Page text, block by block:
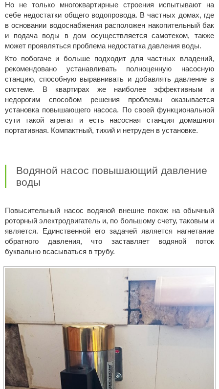
Но не только многоквартирные строения испытывают на
себе недостатки общего водопровода. В частных домах, где
в основании водоснабжения расположен накопительный бак
и подача воды в дом осуществляется самотеком, также
может проявляться проблема недостатка давления воды.
Кто побогаче и больше подходит для частных владений,
рекомендовано устанавливать полноценную насосную
станцию, способную выравнивать и добавлять давление в
системе. В квартирах же наиболее эффективным и
недорогим способом решения проблемы оказывается
установка повышающего насоса. По своей функциональной
сути такой агрегат и есть насосная станция домашняя
портативная. Компактный, тихий и нетруден в установке.
Водяной насос повышающий давление
воды
Повысительный насос водяной внешне похож на обычный
роторный электродвигатель и, по большому счету, таковым и
является. Единственной его задачей является нагнетание
обратного давления, что заставляет водяной поток
буквально всасываться в трубу.